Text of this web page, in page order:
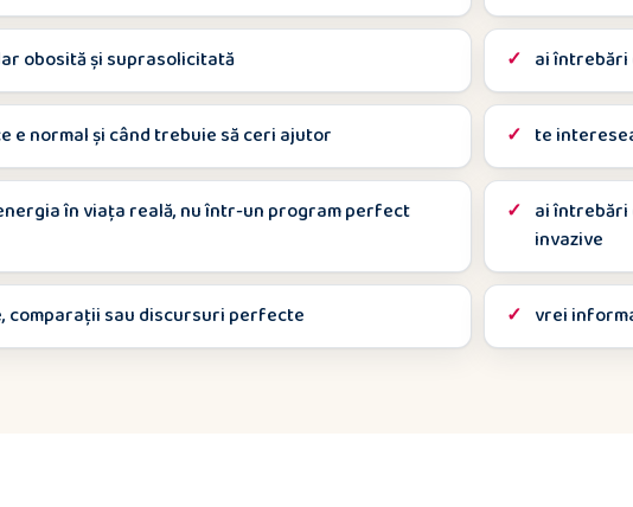
obosită și suprasolicitată ai întrebări
e normal și când trebuie să ceri ajutor te
în viața reală, nu într-un program perfect
ai
invazive
comparații sau discursuri perfecte vrei